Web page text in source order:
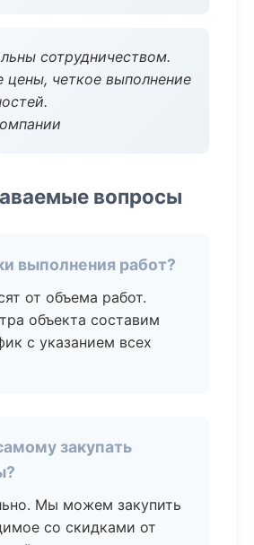
сотрудничеством.
цены, четкое выполнение
вопросы
выполнения работ?
от объема работ.
объекта составим
с указанием всех
закупать
Мы можем закупить
со скидками от